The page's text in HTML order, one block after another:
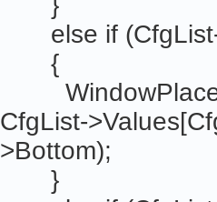
else if
{
CfgList-
>Bottom);
}